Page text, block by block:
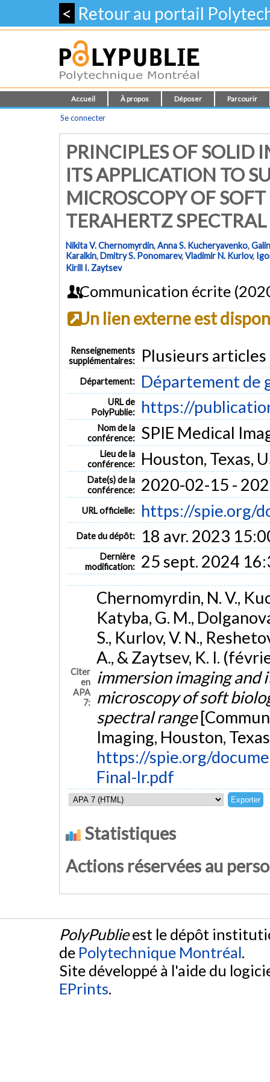
< Retour au portail
Accueil À propos Déposer Parcourir
Se connecter
PRINCIPLES OF
ITS APPLICATION TO
MICROSCOPY OF
TERAHERTZ
Nikita V. Chernomyrdin,Anna S. Kucheryavenko,
Karalkin,Dmitry S. Ponomarev,Vladimir N. Kurlov,
Kirill I. Zaytsev
Communication écrite
Un lien externe est
Renseignements
supplémentaires:
Plusieurs articles
Département: Département de
URL de
PolyPublie:
https://
Nom de la
conférence:
SPIE Medical
Lieu de la
conférence:
Houston, Texas,
Date(s) de la
conférence:
2020-02-15 -
URL officielle: https://spie.org/
Date du dépôt: 18 avr. 2023
Dernière
modification:
25 sept. 2024
Citer
en
APA
7:
Chernomyrdin, N. V.,
Katyba, G. M.,
S., Kurlov, V. N.,
A., & Zaytsev, K. I.
immersion imaging
microscopy of soft
spectral range
Imaging, Houston,
https://spie.org/
Final-lr.pdf
Statistiques
Actions réservées au
PolyPublieest le dépôt
de Polytechnique Montréal.
Site développé à l'aide du
EPrints.